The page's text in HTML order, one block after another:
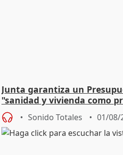
Junta garantiza un
"sanidad y vivienda como
Sonido Totales 01/08/